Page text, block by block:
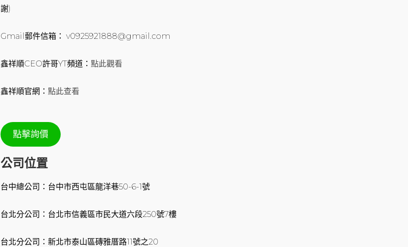
謝)
Gmail郵件信箱： v0925921888@gmail.com
鑫祥順CEO許哥YT頻道： 點此觀看
鑫祥順官網： 點此查看
點擊詢價
公司位置
台中總公司：台中市西屯區龍洋巷50-6-1號
台北分公司：台北市信義區市民大道六段250號7樓
台北分公司：新北市泰山區磚雅厝路11號之20